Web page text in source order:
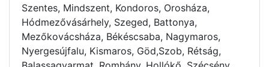
Szentes, Mindszent, Kondoros, Orosháza,
Hódmezővásárhely, Szeged, Battonya,
Mezőkovácsháza, Békéscsaba, Nagymaros,
Nyergesújfalu, Kismaros, Göd,Szob, Rétság,